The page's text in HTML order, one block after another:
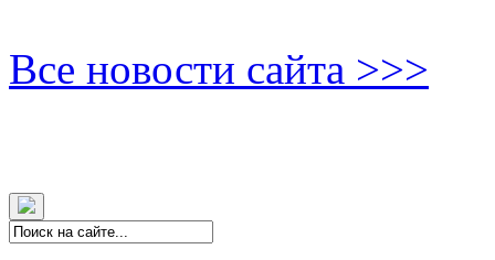
Все новости сайта >>>